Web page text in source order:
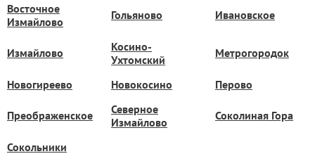
Восточное
Измайлово
Гольяново Ивановское
Измайлово
Косино-
Ухтомский
Метрогородок
Новогиреево Новокосино Перово
Преображенское
Северное
Измайлово
Соколиная Гора
Сокольники